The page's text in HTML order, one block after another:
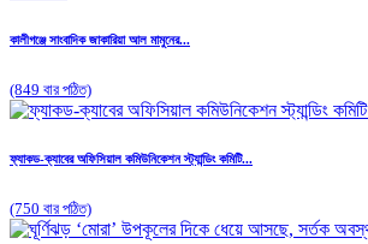
কালীগঞ্জে সাংবাদিক জাকারিয়া আল মামুনের...
(849 বার পঠিত)
ফ্যাকড-ক্যাবের অফিসিয়াল কমিউনিকেশন স্ট্যান্ডিং কমিটি...
(750 বার পঠিত)